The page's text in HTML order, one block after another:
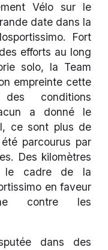
Vélo sur le
date dans la
Fort
efforts au long
solo, la Team
empreinte cette
conditions
a donné le
ce sont plus de
parcourus par
Des kilomètres
le cadre de la
en faveur
contre les
dans des